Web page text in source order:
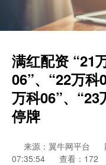
满红配资 “21
06”、“22万科
万科06”、“23
停牌
来源：翼牛网平台
07:35:54
查看：172